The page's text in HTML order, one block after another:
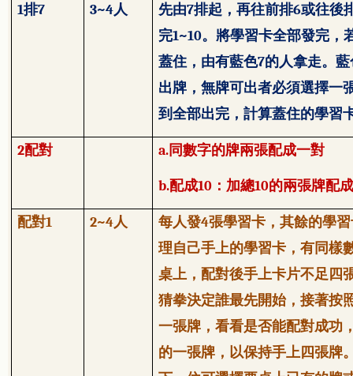
1排7 3~4人 先由7排起，再往前排6或往後
完1~10。將學習卡全部發完，
蓋住，由有藍色7的人拿走。藍
出牌，無牌可出者必須選擇一
到全部出完，計算蓋住的學習
2配對 a. 同數字的牌兩張配成一對
b.配成10 ：加總10的兩張牌配
配對1 2~4人 每人發4張學習卡，其餘的學
理自己手上的學習卡，有同樣
桌上，配對後手上卡片不足四
猜拳決定誰最先開始，接著按
一張牌，看看是否能配對成功
的一張牌，以保持手上四張牌